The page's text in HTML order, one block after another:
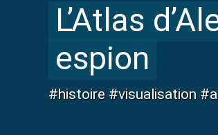
L’Atlas
espion
#histoire #visualisation